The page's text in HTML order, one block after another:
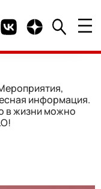
канал HELLO
Группа HELLO
Канал HELLO в
информация.
в жизни можно